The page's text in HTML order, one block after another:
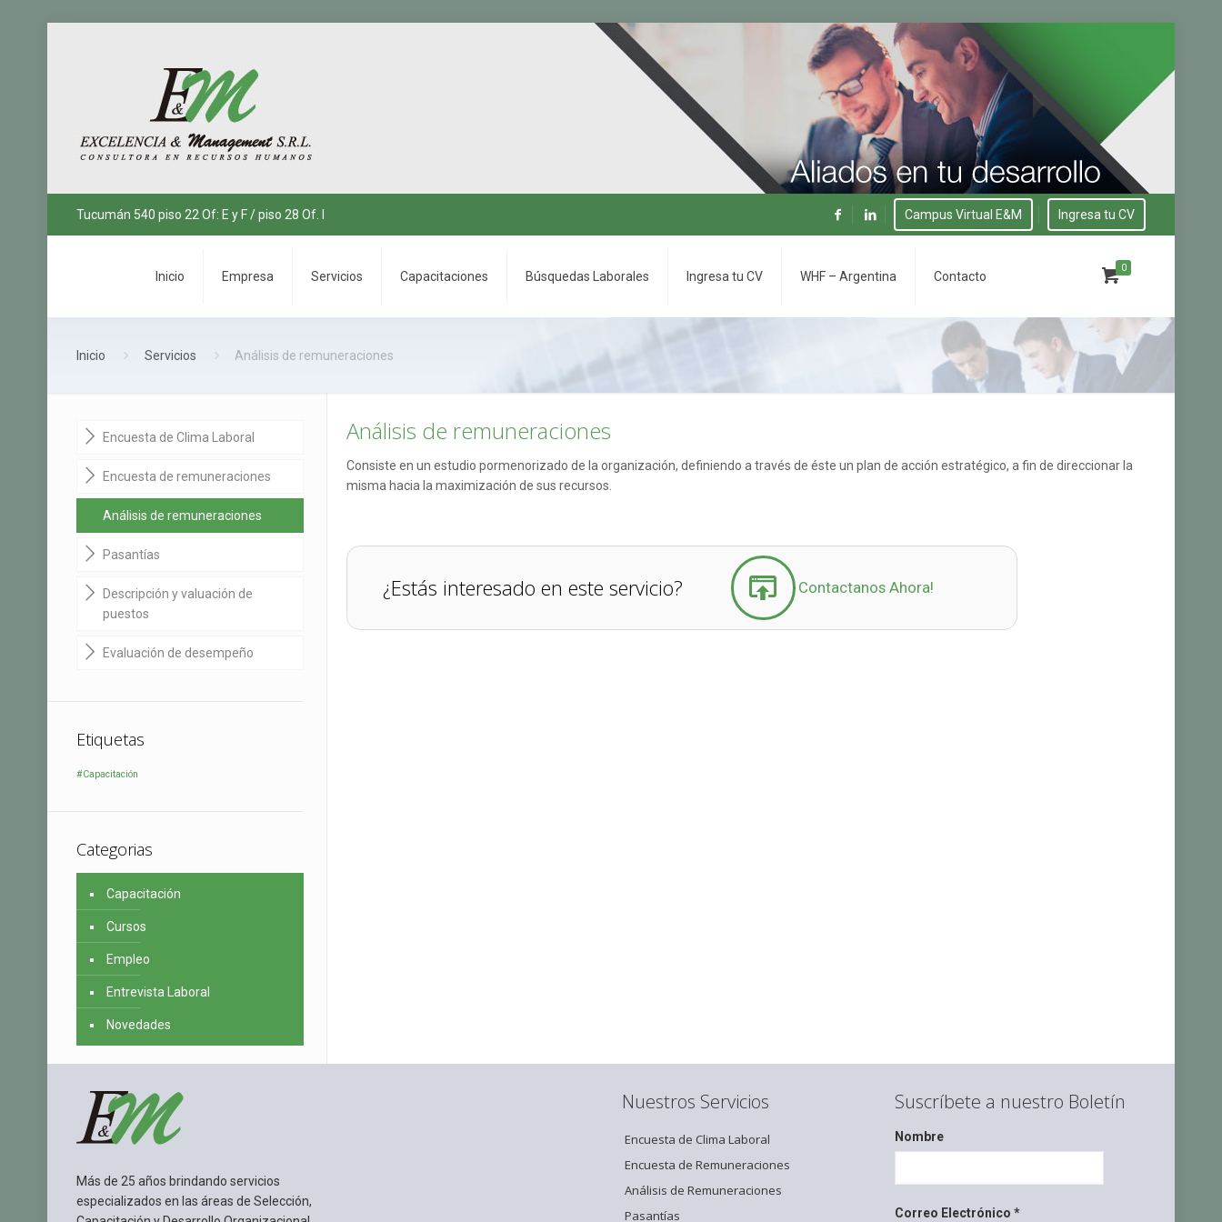
Tucumán 540 piso 22 Of: E y F / piso 28 Of. I Campus Virtual E&M Ingresa tu CV
Inicio Empresa Servicios Capacitaciones Búsquedas Laborales Ingresa tu CV WHF – Argentina Contacto
0
Inicio Servicios Análisis de remuneraciones
Análisis de remuneraciones
Consiste en un estudio pormenorizado de la organización, definiendo a través de éste un plan de acción estratégico, a fin de direccionar la
misma hacia la maximización de sus recursos.
¿Estás interesado en este servicio? Contactanos Ahora!
Encuesta de Clima Laboral
Encuesta de remuneraciones
Análisis de remuneraciones
Pasantías
Descripción y valuación de
puestos
Evaluación de desempeño
Etiquetas
#Capacitación
Categorias
Capacitación
Cursos
Empleo
Entrevista Laboral
Novedades
Más de 25 años brindando servicios
especializados en las áreas de Selección,
Nuestros Servicios
Encuesta de Clima Laboral
Encuesta de Remuneraciones
Análisis de Remuneraciones
Pasantías
Suscríbete a nuestro Boletín
Nombre
Correo Electrónico *